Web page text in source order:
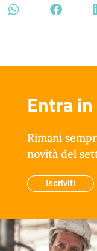
Entra in
Rimani
novità del
Iscriviti